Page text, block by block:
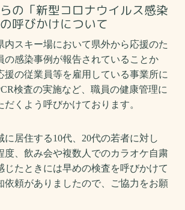
らの「新型コロナウイルス感染
呼びかけについて
内スキー場において県外から応援のた
の感染事例が報告されていることか
援の従業員等を雇用している事業所に
検査の実施など、職員の健康管理に
くよう呼びかけております。
に居住する10代、 20代の若者に対し
度、飲み会や複数人でのカラオケ自粛
じたときには早めの検査を呼びかけて
依頼がありましたので、ご協力をお願